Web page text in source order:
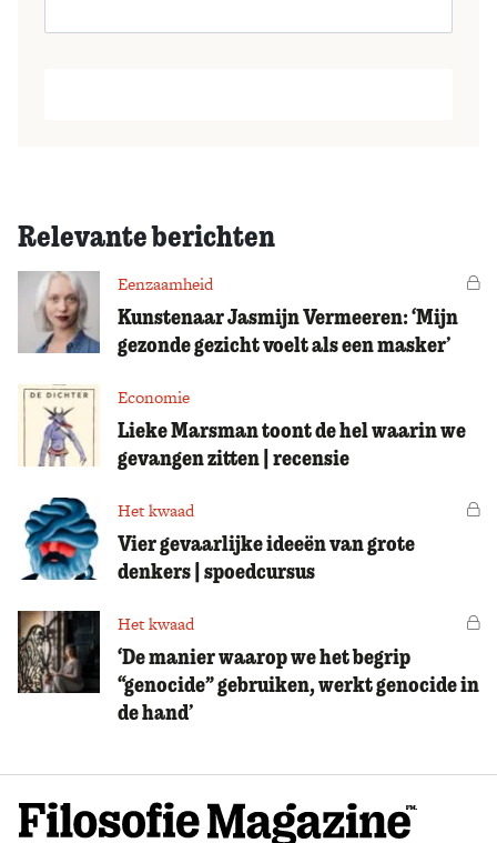
Relevante berichten
Eenzaamheid
Kunstenaar Jasmijn Vermeeren: ‘Mijn
gezonde gezicht voelt als een masker’
Economie
Lieke Marsman toont de hel waarin we
gevangen zitten | recensie
Het kwaad
Vier gevaarlijke ideeën van grote
denkers | spoedcursus
Het kwaad
‘De manier waarop we het begrip
“genocide” gebruiken, werkt genocide in
de hand’